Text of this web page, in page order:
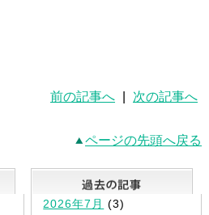
前の記事へ 次の記事へ
ページの先頭へ戻る
最新記事一覧
2026年7月 (3)